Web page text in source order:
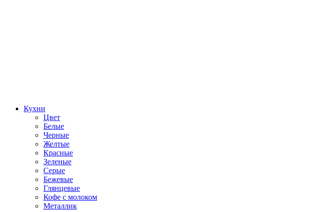
Кухни
Цвет
Белые
Черные
Желтые
Красные
Зеленые
Серые
Бежевые
Глянцевые
Кофе с молоком
Металлик